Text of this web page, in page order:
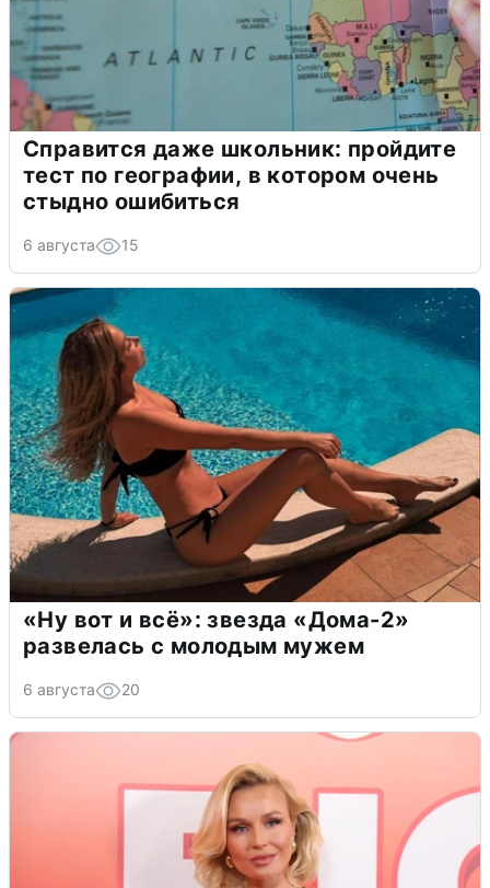
Справится даже школьник: пройдите
тест по географии, в котором очень
стыдно ошибиться
6 августа 15
«Ну вот и всё»: звезда «Дома-2»
развелась с молодым мужем
6 августа 20